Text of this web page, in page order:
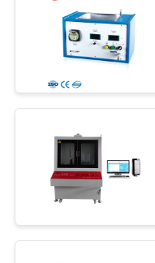
NOTÍCIA
PEÇA
UMAS
CITAÇÕES
SHOW
de